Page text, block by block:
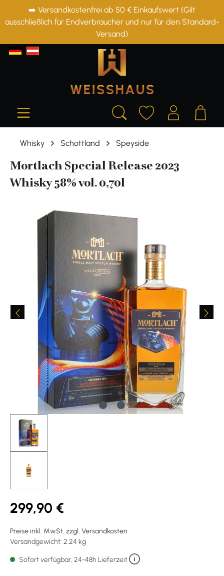
springen
➡️ Versandkostenfrei ab 50 € Einkaufswert (Gilt
ausschließlich für Endverbraucher und nur für den Standard-
Versand)
Whisky Schottland Speyside
Mortlach Special Release 2023
Whisky 58% vol. 0,70l
Bildergalerie überspringen
299,90 €
Preise inkl. MwSt. zzgl. Versandkosten
Versandgewicht: 2.24 kg
Sofort verfügbar, 24-48h Lieferzeit